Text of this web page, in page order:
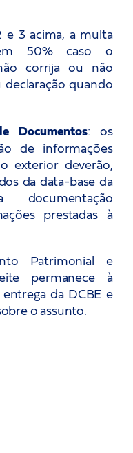
e 3 acima, a multa
50% caso o
corrija ou não
quando
Documentos: os
de informações
exterior deverão,
da data-base da
prestadas à
Patrimonial e
permanece à
da DCBE e
o assunto.